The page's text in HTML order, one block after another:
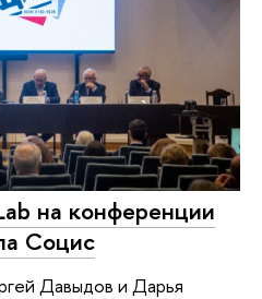
на конференции
Социс
Давыдов и Дарья